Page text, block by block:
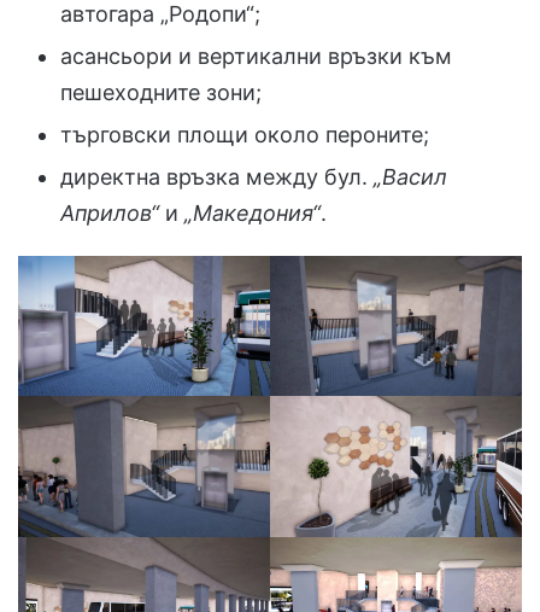
автогара „Родопи“;
асансьори и вертикални връзки към
пешеходните зони;
търговски площи около пероните;
директна връзка между бул. „Васил
Априлов“и „Македония“.